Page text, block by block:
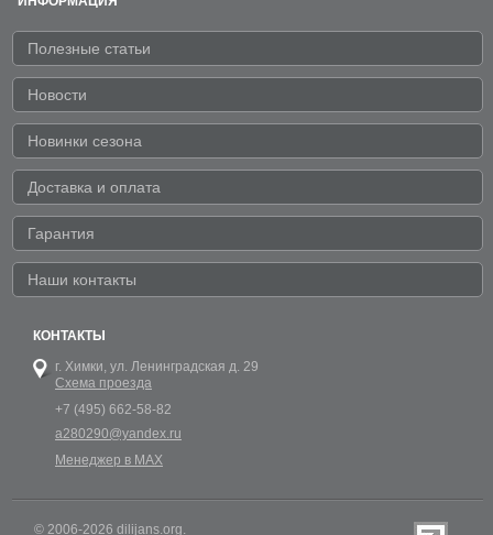
Полезные статьи
Новости
Новинки сезона
Доставка и оплата
Гарантия
Наши контакты
КОНТАКТЫ
г. Химки, ул. Ленинградская д. 29
Схема проезда
+7 (495) 662-58-82
a280290@yandex.ru
Менеджер в MAX
© 2006-2026 dilijans.org.